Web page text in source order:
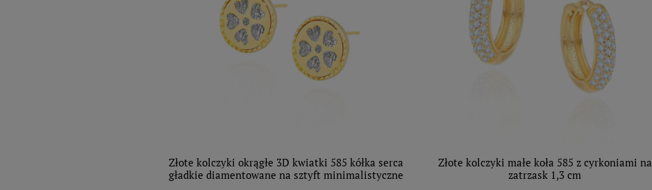
Złote kolczyki okrągłe 3D kwiatki 585 kółka serca
gładkie diamentowane na sztyft minimalistyczne
Złote kolczyki małe koła 585 z cyrkoniami na
zatrzask 1,3 cm